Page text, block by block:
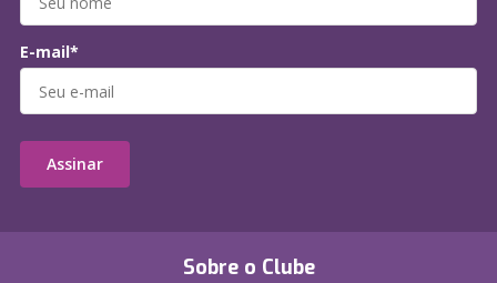
Sobre o Clube
E-mail*
Assinar